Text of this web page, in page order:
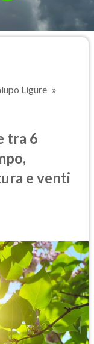
Ligure
tra 6
e venti